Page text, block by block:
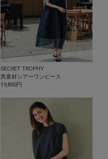
SECRET TROPHY
異素材シアーワンピース
19,800円